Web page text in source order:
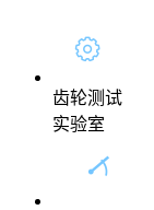
齿轮测试
实验室